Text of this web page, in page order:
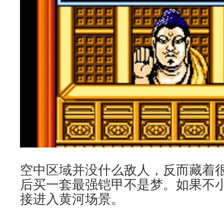
空中区域并没什么敌人，反而藏着
后买一套最强铠甲不是梦。如果不
接进入黄河场景。